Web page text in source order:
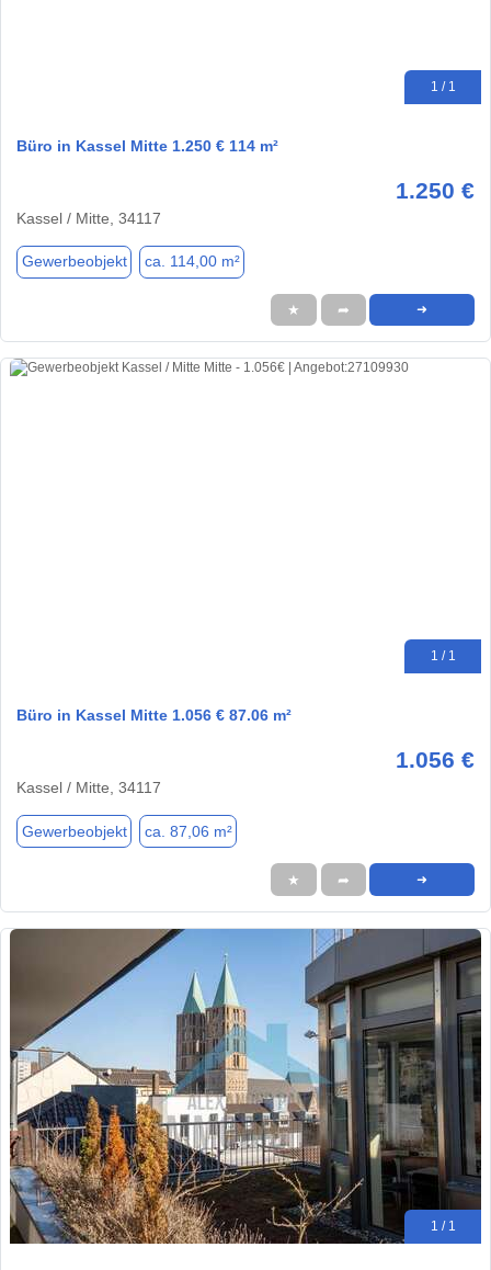
1 / 1
Büro in Kassel Mitte 1.250 € 114 m²
1.250 €
Kassel / Mitte, 34117
Gewerbeobjekt ca. 114,00 m²
★ ➦ ➜
1 / 1
Büro in Kassel Mitte 1.056 € 87.06 m²
1.056 €
Kassel / Mitte, 34117
Gewerbeobjekt ca. 87,06 m²
★ ➦ ➜
1 / 1